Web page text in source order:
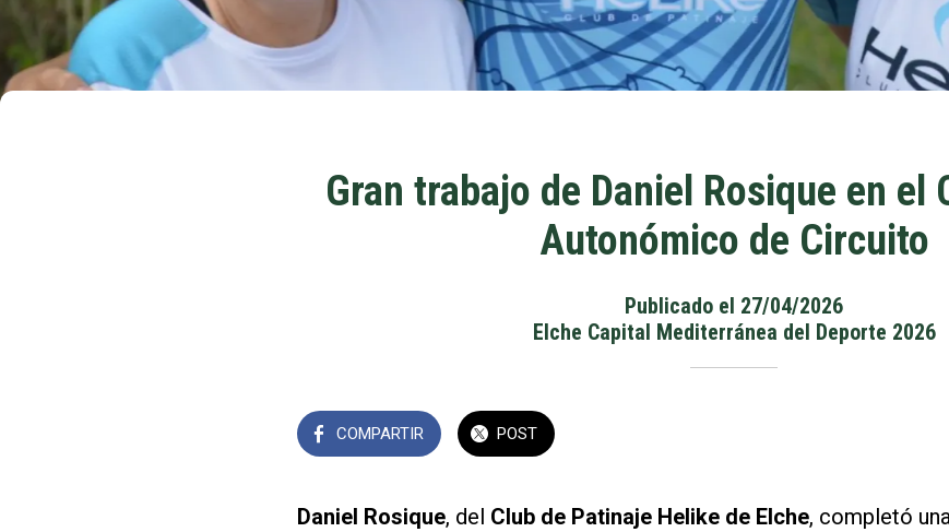
Gran trabajo de Daniel Rosique en el
Autonómico de Circuito
Publicado el 27/04/2026
Elche Capital Mediterránea del Deporte 2026
COMPARTIR POST
Daniel Rosique, del Club de Patinaje Helike de Elche, completó